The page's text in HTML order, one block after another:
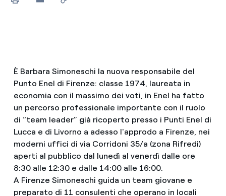
È Barbara Simoneschi la nuova responsabile del
Punto Enel di Firenze: classe 1974, laureata in
economia con il massimo dei voti, in Enel ha fatto
un percorso professionale importante con il ruolo
di “team leader” già ricoperto presso i Punti Enel di
Lucca e di Livorno a adesso l'approdo a Firenze, nei
moderni uffici di via Corridoni 35/a (zona Rifredi)
aperti al pubblico dal lunedì al venerdì dalle ore
8:30 alle 12:30 e dalle 14:00 alle 16:00.
A Firenze Simoneschi guida un team giovane e
preparato di 11 consulenti che operano in locali